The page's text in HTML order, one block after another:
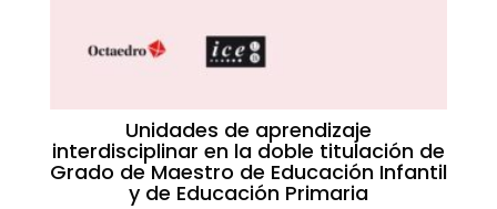
Unidades de aprendizaje
interdisciplinar en la doble titulación de
Grado de Maestro de Educación Infantil
y de Educación Primaria